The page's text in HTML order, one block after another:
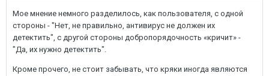
Мое мнение немного разделилось, как пользователя, с одной
стороны - "Нет, не правильно, антивирус не должен их
детектить", с другой стороны добропорядочность «кричит» -
"Да, их нужно детектить".
Кроме прочего, не стоит забывать, что кряки иногда являются